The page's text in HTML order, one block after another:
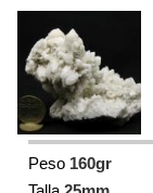
Peso 160gr